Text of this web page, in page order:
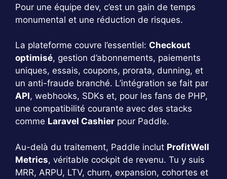
Pour une équipe dev, c’est un gain de temps
monumental et une réduction de risques.
La plateforme couvre l’essentiel: Checkout
optimisé, gestion d’abonnements, paiements
uniques, essais, coupons, prorata, dunning, et
un anti-fraude branché. L’intégration se fait par
API, webhooks, SDKs et, pour les fans de PHP,
une compatibilité courante avec des stacks
comme Laravel Cashier pour Paddle.
Au-delà du traitement, Paddle inclut ProfitWell
Metrics, véritable cockpit de revenu. Tu y suis
MRR, ARPU, LTV, churn, expansion, cohortes et